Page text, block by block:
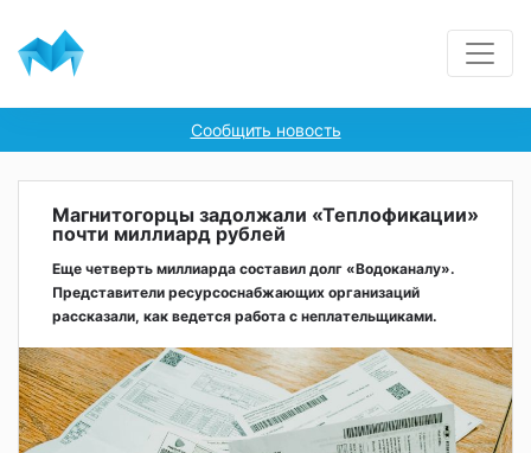
Сообщить новость
Магнитогорцы задолжали «Теплофикации»
почти миллиард рублей
Еще четверть миллиарда составил долг «Водоканалу».
Представители ресурсоснабжающих организаций
рассказали, как ведется работа с неплательщиками.